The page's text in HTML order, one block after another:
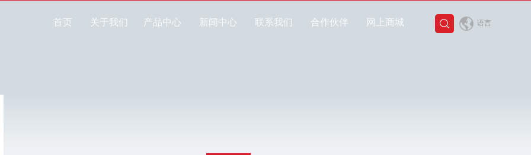
语言
首页 关于我们 产品中心 新闻中心 联系我们 合作伙伴 网上商城